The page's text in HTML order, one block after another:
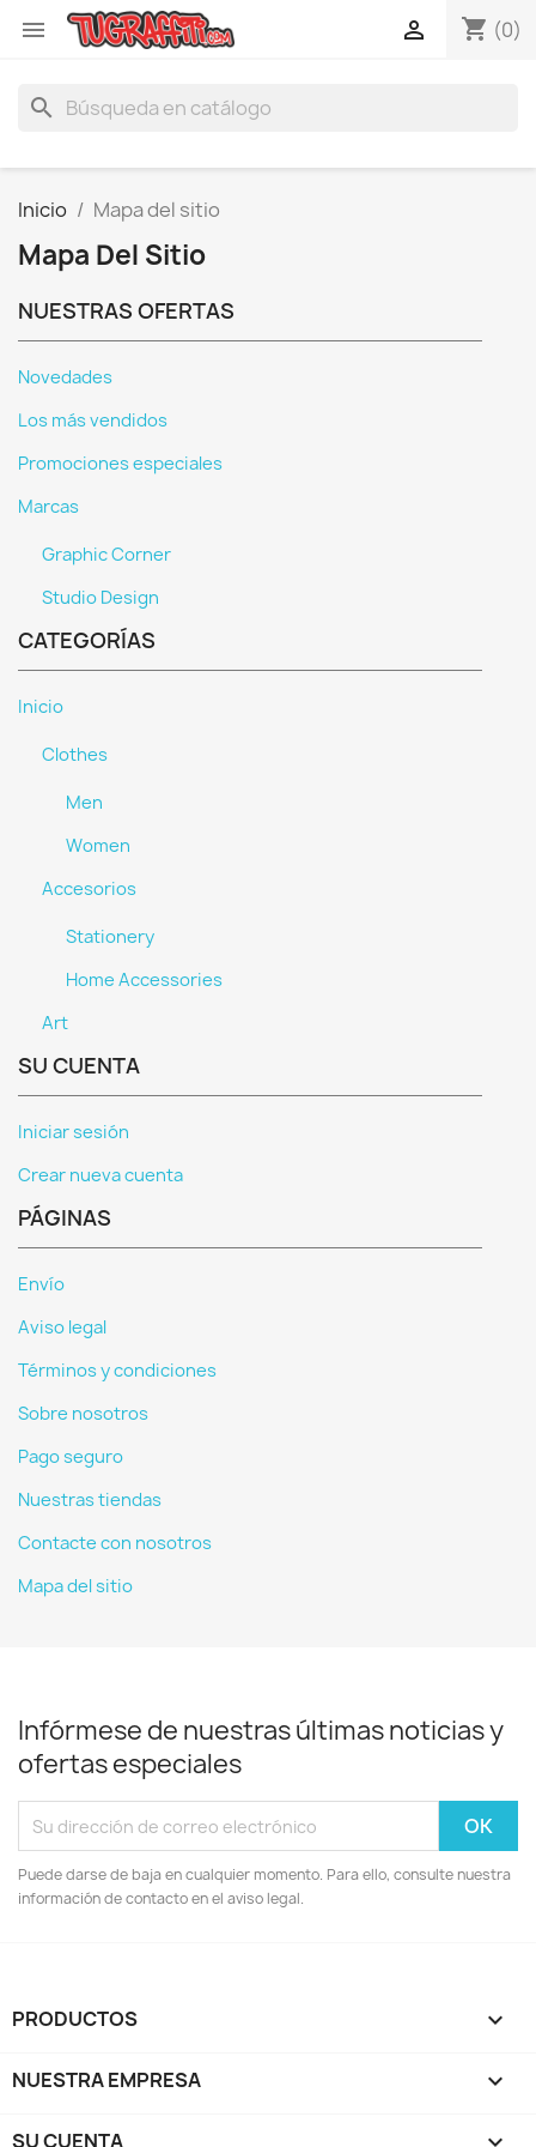
 shopping_cart (0)

search
Inicio Mapa del sitio
Mapa Del Sitio
NUESTRAS OFERTAS
Novedades
Los más vendidos
Promociones especiales
Marcas
Graphic Corner
Studio Design
CATEGORÍAS
Inicio
Clothes
Men
Women
Accesorios
Stationery
Home Accessories
Art
SU CUENTA
Iniciar sesión
Crear nueva cuenta
PÁGINAS
Envío
Aviso legal
Términos y condiciones
Sobre nosotros
Pago seguro
Nuestras tiendas
Contacte con nosotros
Mapa del sitio
Infórmese de nuestras últimas noticias y
ofertas especiales
Puede darse de baja en cualquier momento. Para ello, consulte nuestra
información de contacto en el aviso legal.
PRODUCTOS 
NUESTRA EMPRESA 
SU CUENTA